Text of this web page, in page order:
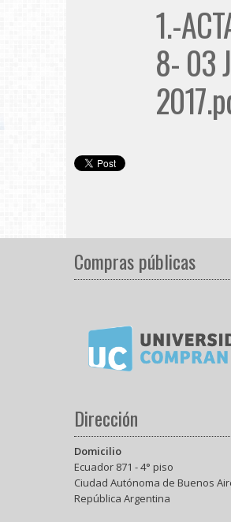
1.-
8- 03
Compras públicas
Dirección
Domicilio
Ecuador 871 - 4° piso
Ciudad Autónoma de Buenos
República Argentina